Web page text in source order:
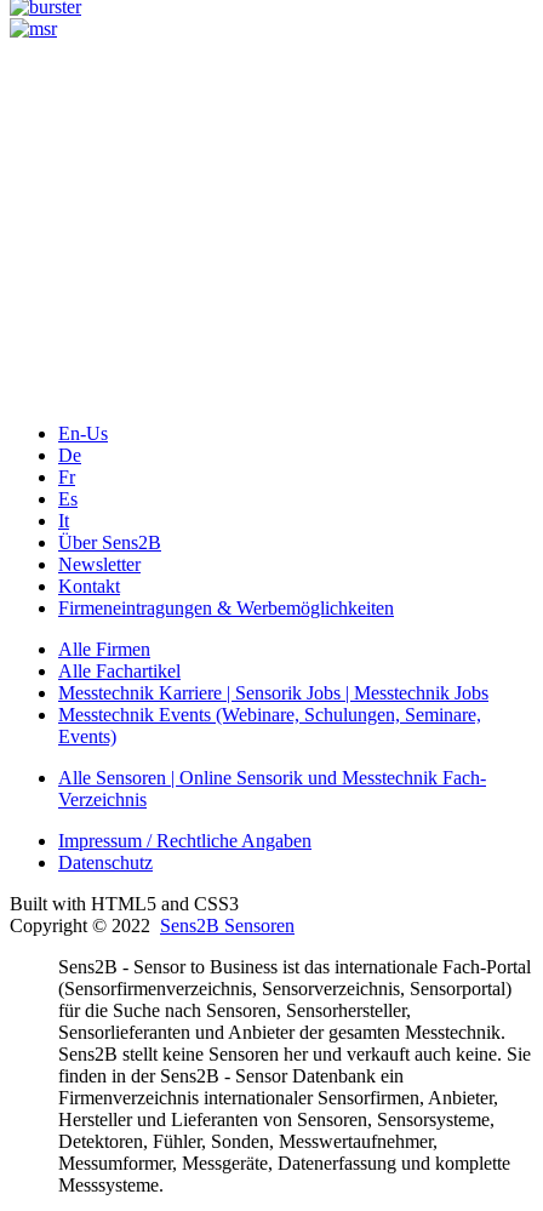
En-Us
De
Fr
Es
It
Über Sens2B
Newsletter
Kontakt
Firmeneintragungen & Werbemöglichkeiten
Alle Firmen
Alle Fachartikel
Messtechnik Karriere | Sensorik Jobs | Messtechnik Jobs
Messtechnik Events (Webinare, Schulungen, Seminare,
Events)
Alle Sensoren | Online Sensorik und Messtechnik Fach-
Verzeichnis
Impressum / Rechtliche Angaben
Datenschutz
Built with HTML5 and CSS3
Copyright © 2022 Sens2B Sensoren
Sens2B - Sensor to Business ist das internationale Fach-Portal
(Sensorfirmenverzeichnis, Sensorverzeichnis, Sensorportal)
für die Suche nach Sensoren, Sensorhersteller,
Sensorlieferanten und Anbieter der gesamten Messtechnik.
Sens2B stellt keine Sensoren her und verkauft auch keine. Sie
finden in der Sens2B - Sensor Datenbank ein
Firmenverzeichnis internationaler Sensorfirmen, Anbieter,
Hersteller und Lieferanten von Sensoren, Sensorsysteme,
Detektoren, Fühler, Sonden, Messwertaufnehmer,
Messumformer, Messgeräte, Datenerfassung und komplette
Messsysteme.